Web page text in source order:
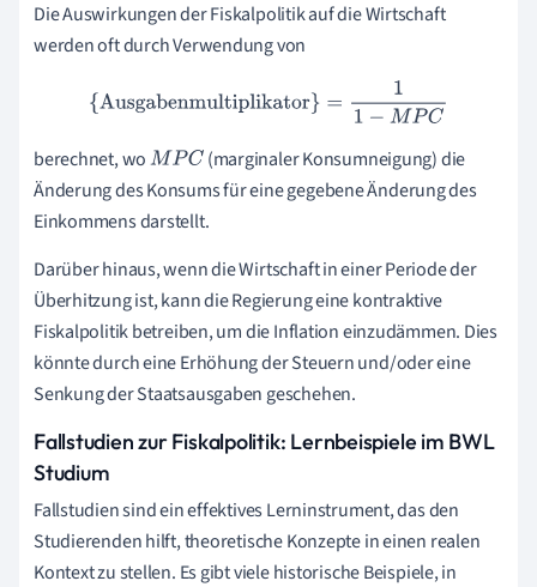
Die Auswirkungen der Fiskalpolitik auf die Wirtschaft
werden oft durch Verwendung von
{Ausgabenmultiplikator}=1 1−MPC
berechnet, woMPC
(marginaler Konsumneigung) die
Änderung des Konsums für eine gegebene Änderung des
Einkommens darstellt.
Darüber hinaus, wenn die Wirtschaft in einer Periode der
Überhitzung ist, kann die Regierung eine kontraktive
Fiskalpolitik betreiben, um die Inflation einzudämmen. Dies
könnte durch eine Erhöhung der Steuern und/oder eine
Senkung der Staatsausgaben geschehen.
Fallstudien zur Fiskalpolitik: Lernbeispiele im BWL
Studium
Fallstudien sind ein effektives Lerninstrument, das den
Studierenden hilft, theoretische Konzepte in einen realen
Kontext zu stellen. Es gibt viele historische Beispiele, in